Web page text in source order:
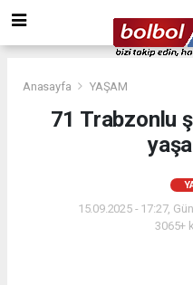
Anasayfa YAŞAM
71 Trabzonlu
15.09.2025 - 17:27,
3065+